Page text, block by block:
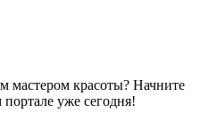
мастером красоты? Начните
уже сегодня!